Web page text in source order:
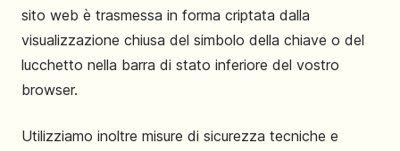
sito web è trasmessa in forma criptata dalla
visualizzazione chiusa del simbolo della chiave o del
lucchetto nella barra di stato inferiore del vostro
browser.
Utilizziamo inoltre misure di sicurezza tecniche e